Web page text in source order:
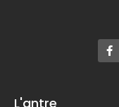
L'antre